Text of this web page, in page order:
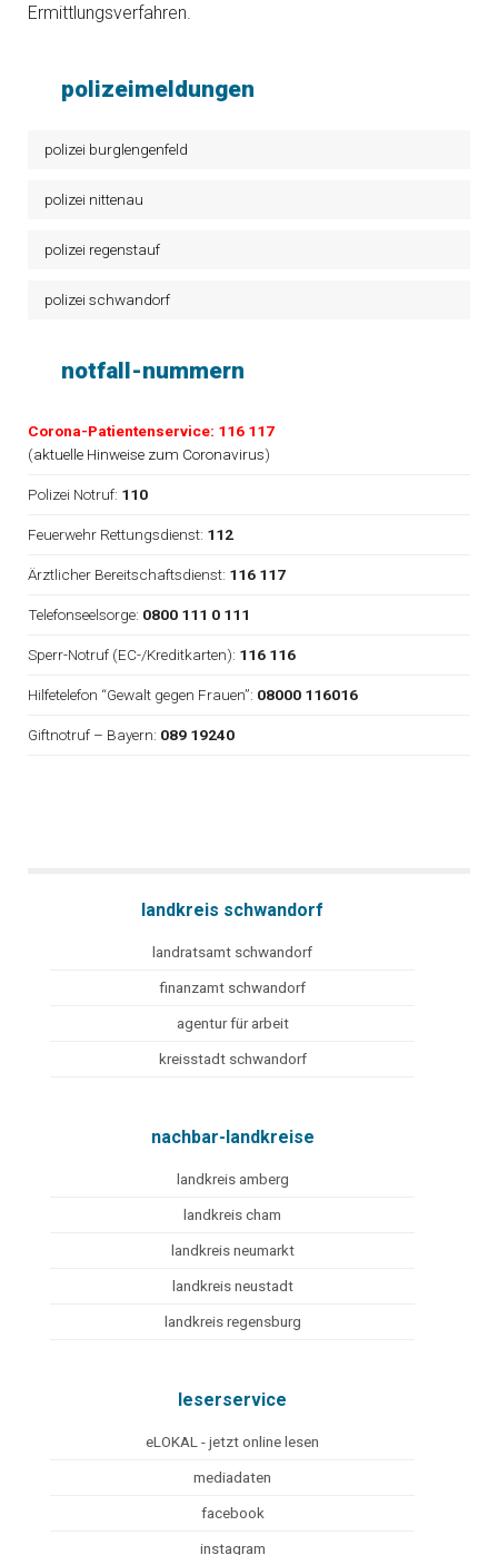
Ermittlungsverfahren.
polizeimeldungen
polizei burglengenfeld
polizei nittenau
polizei regenstauf
polizei schwandorf
notfall-nummern
Corona-Patientenservice: 116 117
(aktuelle Hinweise zum Coronavirus)
Polizei Notruf: 110
Feuerwehr Rettungsdienst: 112
Ärztlicher Bereitschaftsdienst: 116 117
Telefonseelsorge: 0800 111 0 111
Sperr-Notruf (EC-/Kreditkarten): 116 116
Hilfetelefon “Gewalt gegen Frauen”: 08000 116016
Giftnotruf – Bayern: 089 19240
landkreis schwandorf
landratsamt schwandorf
finanzamt schwandorf
agentur für arbeit
kreisstadt schwandorf
nachbar-landkreise
landkreis amberg
landkreis cham
landkreis neumarkt
landkreis neustadt
landkreis regensburg
leserservice
eLOKAL - jetzt online lesen
mediadaten
facebook
instagram